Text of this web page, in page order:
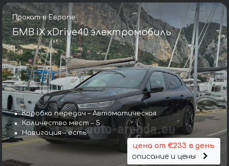
Прокат в Европе
БМВ iX xDrive40 электромобиль
Коробка передач – Автоматическая
Количество мест – 5
Навигация – есть
цена от €233 в день
описание и цены